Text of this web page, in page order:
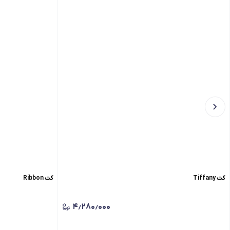
کت Tiffany
۴٫۲۸۰٫۰۰۰
کت Ribbon